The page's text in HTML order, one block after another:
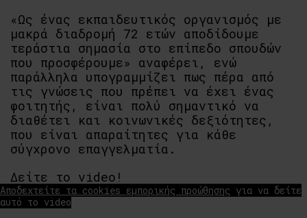
«Ως ένας εκπαιδευτικός οργανισμός με
μακρά διαδρομή 72 ετών αποδίδουμε
τεράστια σημασία στο επίπεδο σπουδών
που προσφέρουμε» αναφέρει, ενώ
παράλληλα υπογραμμίζει πως πέρα από
τις γνώσεις που πρέπει να έχει ένας
φοιτητής, είναι πολύ σημαντικό να
διαθέτει και κοινωνικές δεξιότητες,
που είναι απαραίτητες για κάθε
σύγχρονο επαγγελματία.
Δείτε το video!
Αποδεχτείτε τα cookies εμπορικής προώθησης για να δείτε
αυτό το video